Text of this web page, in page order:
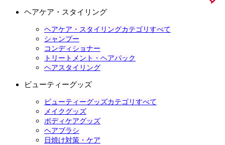
ヘアケア・スタイリング
ヘアケア・スタイリングカテゴリすべて
シャンプー
コンディショナー
トリートメント・ヘアパック
ヘアスタイリング
ビューティーグッズ
ビューティーグッズカテゴリすべて
メイクグッズ
ボディケアグッズ
ヘアブラシ
日焼け対策・ケア